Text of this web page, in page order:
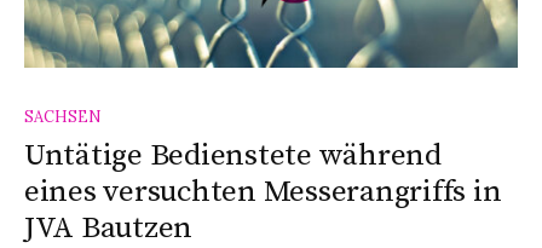
SACHSEN
Untätige Bedienstete während
eines versuchten Messerangriffs in
JVA Bautzen